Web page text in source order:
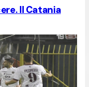
Il Catania